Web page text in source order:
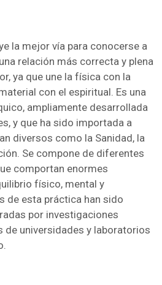
la mejor vía para conocerse a
relación más correcta y plena
ya que une la física con la
con el espiritual. Es una
ampliamente desarrollada
y que ha sido importada a
diversos como la Sanidad, la
Se compone de diferentes
comportan enormes
físico, mental y
de esta práctica han sido
por investigaciones
de universidades y laboratorios